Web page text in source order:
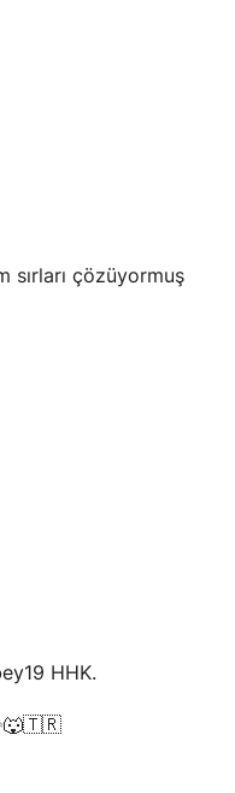
sırları çözüyormuş
HHK.